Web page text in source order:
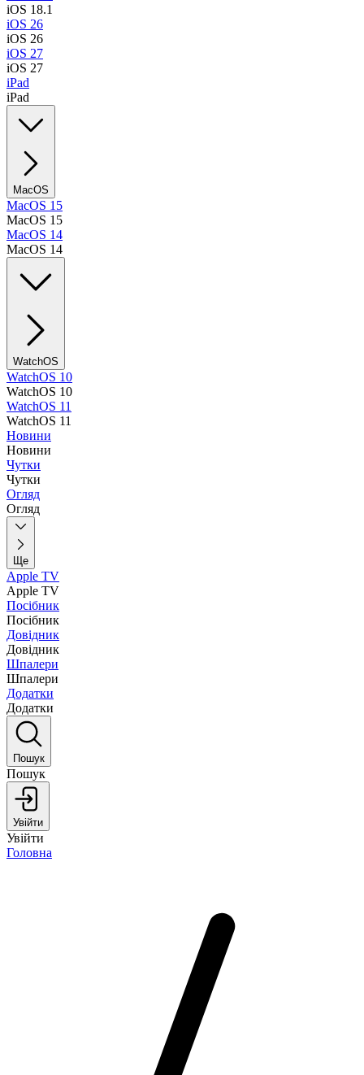
iOS 18.1
iOS 26
iOS 26
iOS 27
iOS 27
iPad
iPad
MacOS
MacOS 15
MacOS 15
MacOS 14
MacOS 14
WatchOS
WatchOS 10
WatchOS 10
WatchOS 11
WatchOS 11
Новини
Новини
Чутки
Чутки
Огляд
Огляд
Ще
Apple TV
Apple TV
Посібник
Посібник
Довідник
Довідник
Шпалери
Шпалери
Додатки
Додатки
Пошук
Пошук
Увійти
Увійти
Головна